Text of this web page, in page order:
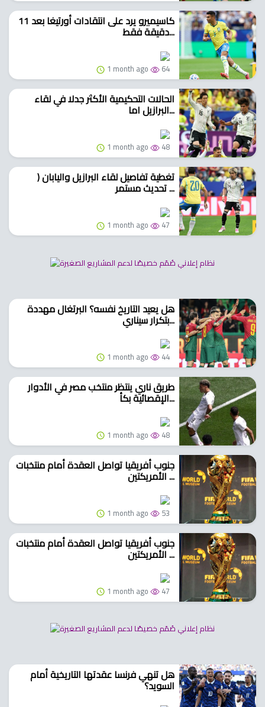
كاسيميرو يرد على انتقادات أورتيغا بعد 11
دقيقة فقط...
1 month ago 64
الحالات التحكيمية الأكثر جدلا في لقاء
البرازيل اما...
1 month ago 48
تغطية تفاصيل لقاء البرازيل واليابان (
تحديث مستمر ...
1 month ago 47
هل يعيد التاريخ نفسه؟ البرتغال مهددة
بتكرار سيناري...
1 month ago 44
طريق ناري ينتظر منتخب مصر في الأدوار
الإقصائية بكأ...
1 month ago 48
جنوب أفريقيا تواصل العقدة أمام منتخبات
الأمريكتين ...
1 month ago 53
جنوب أفريقيا تواصل العقدة أمام منتخبات
الأمريكتين ...
1 month ago 47
هل تنهي فرنسا عقدتها التاريخية أمام
السويد؟